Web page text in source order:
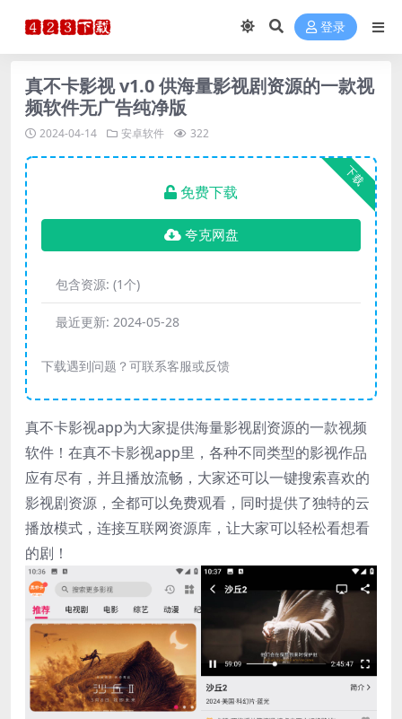
登录
真不卡影视 v1.0 供海量影视剧资源的一款视
频软件无广告纯净版
2024-04-14 安卓软件 322
下载
免费下载
夸克网盘
包含资源: (1个)
最近更新: 2024-05-28
下载遇到问题？可联系客服或反馈
真不卡影视app为大家提供海量影视剧资源的一款视频
软件！在真不卡影视app里，各种不同类型的影视作品
应有尽有，并且播放流畅，大家还可以一键搜索喜欢的
影视剧资源，全都可以免费观看，同时提供了独特的云
播放模式，连接互联网资源库，让大家可以轻松看想看
的剧！